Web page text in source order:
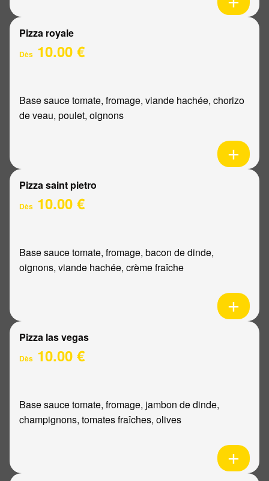
Pizza royale
Dès 10.00 €
Base sauce tomate, fromage, viande hachée, chorizo
de veau, poulet, oignons
Pizza saint pietro
Dès 10.00 €
Base sauce tomate, fromage, bacon de dinde,
oignons, viande hachée, crème fraîche
Pizza las vegas
Dès 10.00 €
Base sauce tomate, fromage, jambon de dinde,
champignons, tomates fraîches, olives